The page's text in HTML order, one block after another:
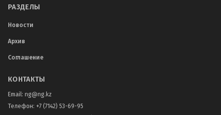
РАЗДЕЛЫ
Новости
Архив
Соглашение
КОНТАКТЫ
Email: ng@ng.kz
Телефон: +7 (7142) 53-69-95